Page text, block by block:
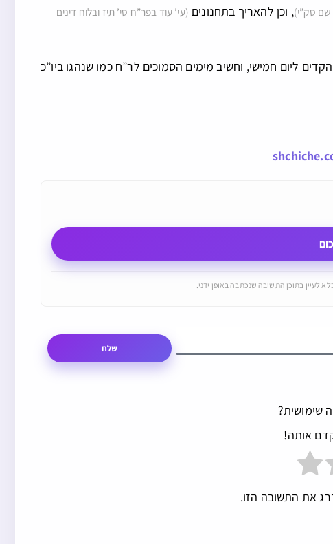
שם סק”י), וכן להאריך בתחנונים (עי’ עוד בפר”ח סי’ תיז ובלוח דינים
ליום חמישי, וחשיב מימים הסמוכים לר”ח כמו שנהגו ביו”כ
לעיין בתוכן התשובה שנכתבה באופן ידני.
שלח
שימושית?
אותה!
את התשובה הזו.